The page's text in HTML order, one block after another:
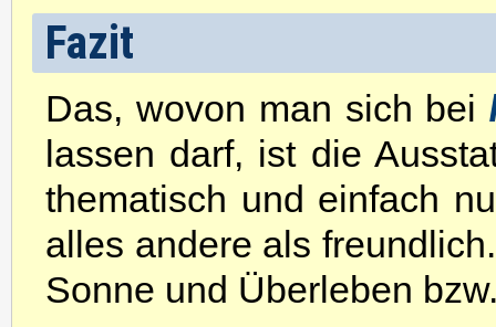
Fazit
Das, wovon man sich bei
lassen darf, ist die
thematisch und einfach
alles andere als
Sonne und Überleben